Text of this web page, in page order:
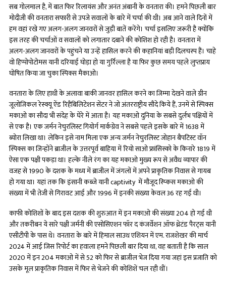
सब गोलमाल है, में बात फिर रिलायंस और अनंत अंबानी के वनतारा की। हमने पिछली बार
मोदीजी की वनतारा सफारी से उपजे सवालों के बारे में चर्चा की थी। अब आने वाले दिनों में
हम वहां रखे गए अलग-अलग जानवरों से जुड़ी बातें करेंगे। चर्चा इसलिए जरूरी है क्योंकि
इस तरह की चर्चाओं व सवालों को लगातार दबाने की कोशिश हो रही है। वनतारा में
अलग-अलग जानवरों के पहुंचने या उन्हें हासिल करने की कहानियां बड़ी दिलचस्प हैं। चाहे
वो हिप्पोपोटोमस यानी दरियाई घोड़ा हो या गुर्रिल्ला है या फिर कुछ समय पहले लुप्तप्राय
घोषित किया जा चुका स्पिक्स मैकाओ।
वनतारा के लिए हाथी के अलावा बाकी जानवर हासिल करने का जिम्मा देखने वाले ग्रीन
जूलोजिकल रेस्क्यू ऐंड रिहैबिलिटेशन सेंटर ने जो अंतरराष्ट्रीय सौदे किये हैं, उनमें से स्पिक्स
मकाओ का सौदा भी संदेह के घेरे में आता है। यह मकाओ दुनिया के सबसे दुर्लभ पक्षियों में
से एक है। एक जर्मन नेचुरलिस्ट गियोर्ग मार्कग्रेव ने सबसे पहले इसके बारे में 1638 में
ब्योरा लिखा था। लेकिन इसे नाम मिला एक अन्य जर्मन नेचुरलिस्ट जोहान बैपटिस्ट वॉन
स्पिक्स का जिन्होंने ब्राजील के उत्तरपूर्व बाहिया में रियो साओ फ्रांसिस्को के किनारे 1819 में
ऐसा एक पक्षी पकड़ा था। हल्के नीले रंग का यह मकाओ मुख्य रूप से अवैध व्यापार की
वजह से 1990 के दशक के मध्य में ब्राजील में जंगलों में अपने प्राकृतिक निवास से गायब
हो गया था। यहां तक कि इंसानी कब्जे यानी captivity में मौजूद स्प्किस मकाओ की
संख्या में भी तेजी से गिरावट आई और 1996 में इनकी संख्या केवल 36 रह गई थी।
काफी कोशिशों के बाद इस दशक की शुरुआत में इन मकाओ की संख्या 204 हो गई थी
और तकरीबन ये सारे पक्षी जर्मनी की एसोसिएशन फॉर द कंजर्वेशन ऑफ थ्रेटंड पैरट्स यानी
एसीटीपी के पास थे। वनतारा के बारे में हिमाल साउथ एशियन में एम. राजशेखर की मार्च
2024 में आई जिस रिपोर्ट का हवाला हमने पिछली बार दिया था, वह बताती है कि साल
2020 में इन 204 मकाओ में से 52 को फिर से ब्राजील भेज दिया गया जहां इस प्रजाति को
उसके मूल प्राकृतिक निवास में फिर से भेजने की कोशिशें चल रही थीं।